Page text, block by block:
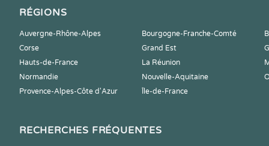
RÉGIONS
Auvergne-Rhône-Alpes Bourgogne-Franche-Comté
Corse
Grand Est
Hauts-de-France
La Réunion
Normandie
Nouvelle-Aquitaine
Provence-Alpes-Côte d'Azur
Île-de-France
RECHERCHES FRÉQUENTES